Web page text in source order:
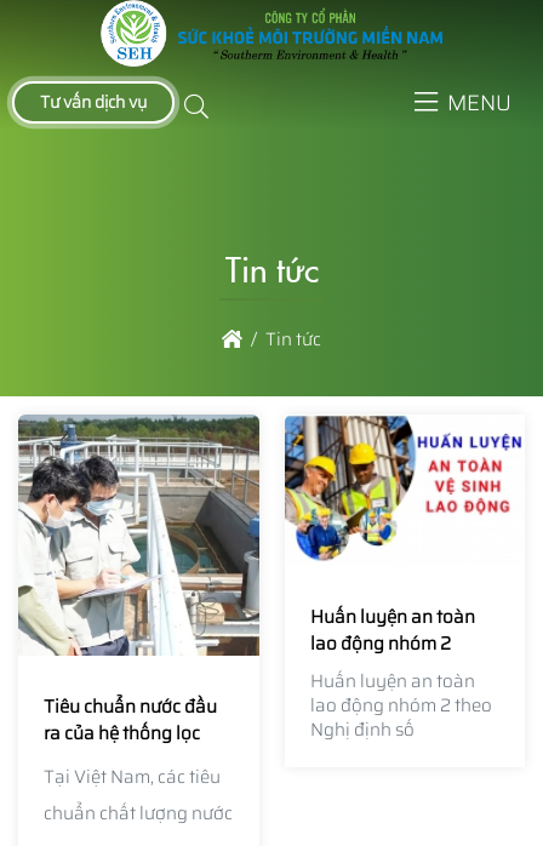
Tư vấn dịch vụ MENU
Tin tức
Tin tức
Tiêu chuẩn nước đầu
ra của hệ thống lọc
định của bộ Y tế
Tại Việt Nam, các tiêu
chuẩn chất lượng nước
Huấn luyện an toàn
lao động nhóm 2
Huấn luyện an toàn
lao động nhóm 2 theo
Nghị định số